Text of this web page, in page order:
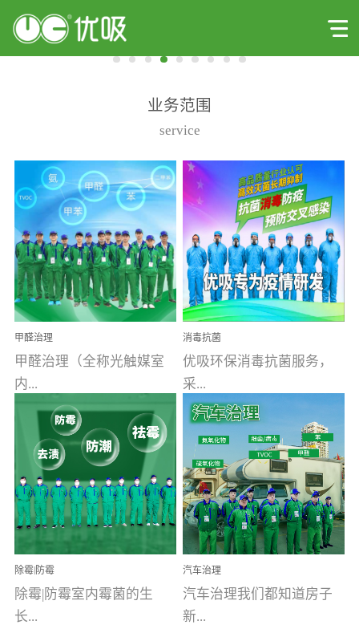
业务范围
service
甲醛治理
甲醛治理（全称光触媒室
内...
空气污染净化治理）工业
文明的进步，创造了多姿
多彩的家居产品和生活情
调，但也带来了以甲醛为
首的室内...
消毒抗菌
优吸环保消毒抗菌服务，
采...
用行业公认奥维牌消毒
液，具备杀死人体冠状病
毒的功效，杀菌率
99.99%。相对于传统消毒
液来说，无...
除霉|防霉
除霉|防霉室内霉菌的生
长...
汽车治理
汽车治理我们都知道房子
新...